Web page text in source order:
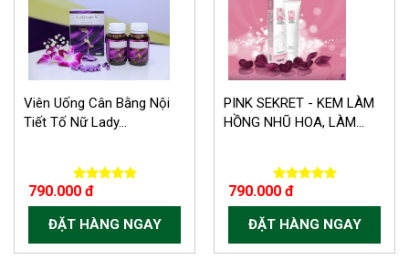
Viên Uống Cân Bằng Nội
Tiết Tố Nữ Lady...
790.000 đ
ĐẶT HÀNG NGAY
PINK SEKRET - KEM LÀM
HỒNG NHŨ HOA, LÀM...
790.000 đ
ĐẶT HÀNG NGAY